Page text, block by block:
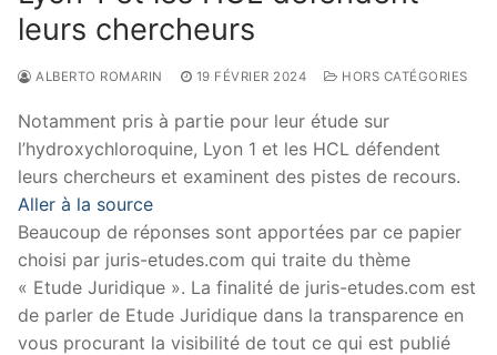
leurs chercheurs
ALBERTO ROMARIN 19 FÉVRIER 2024 HORS CATÉGORIES
Notamment pris à partie pour leur étude sur
l’hydroxychloroquine, Lyon 1 et les HCL défendent
leurs chercheurs et examinent des pistes de recours.
Aller à la source
Beaucoup de réponses sont apportées par ce papier
choisi par juris-etudes.com qui traite du thème
« Etude Juridique ». La finalité de juris-etudes.com est
de parler de Etude Juridique dans la transparence en
vous procurant la visibilité de tout ce qui est publié